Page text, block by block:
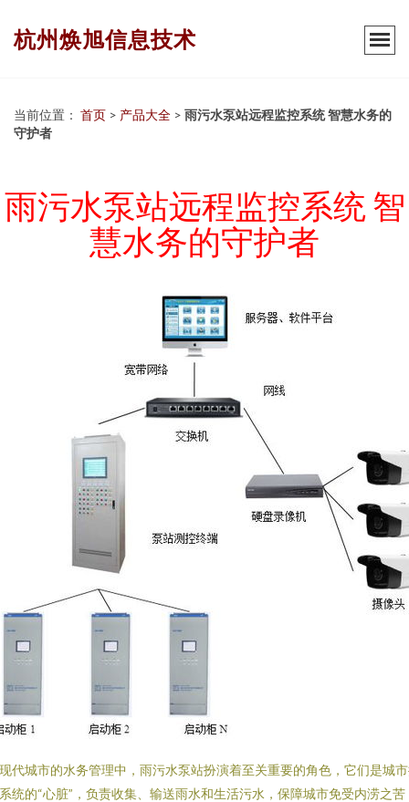
杭州焕旭信息技术
当前位置： 首页 > 产品大全 > 雨污水泵站远程监控系统 智慧水务的
守护者
雨污水泵站远程监控系统 智
慧水务的守护者
代城市的水务管理中，雨污水泵站扮演着至关重要的角色，它们是城
统的“心脏”，负责收集、输送雨水和生活污水，保障城市免受内涝之苦